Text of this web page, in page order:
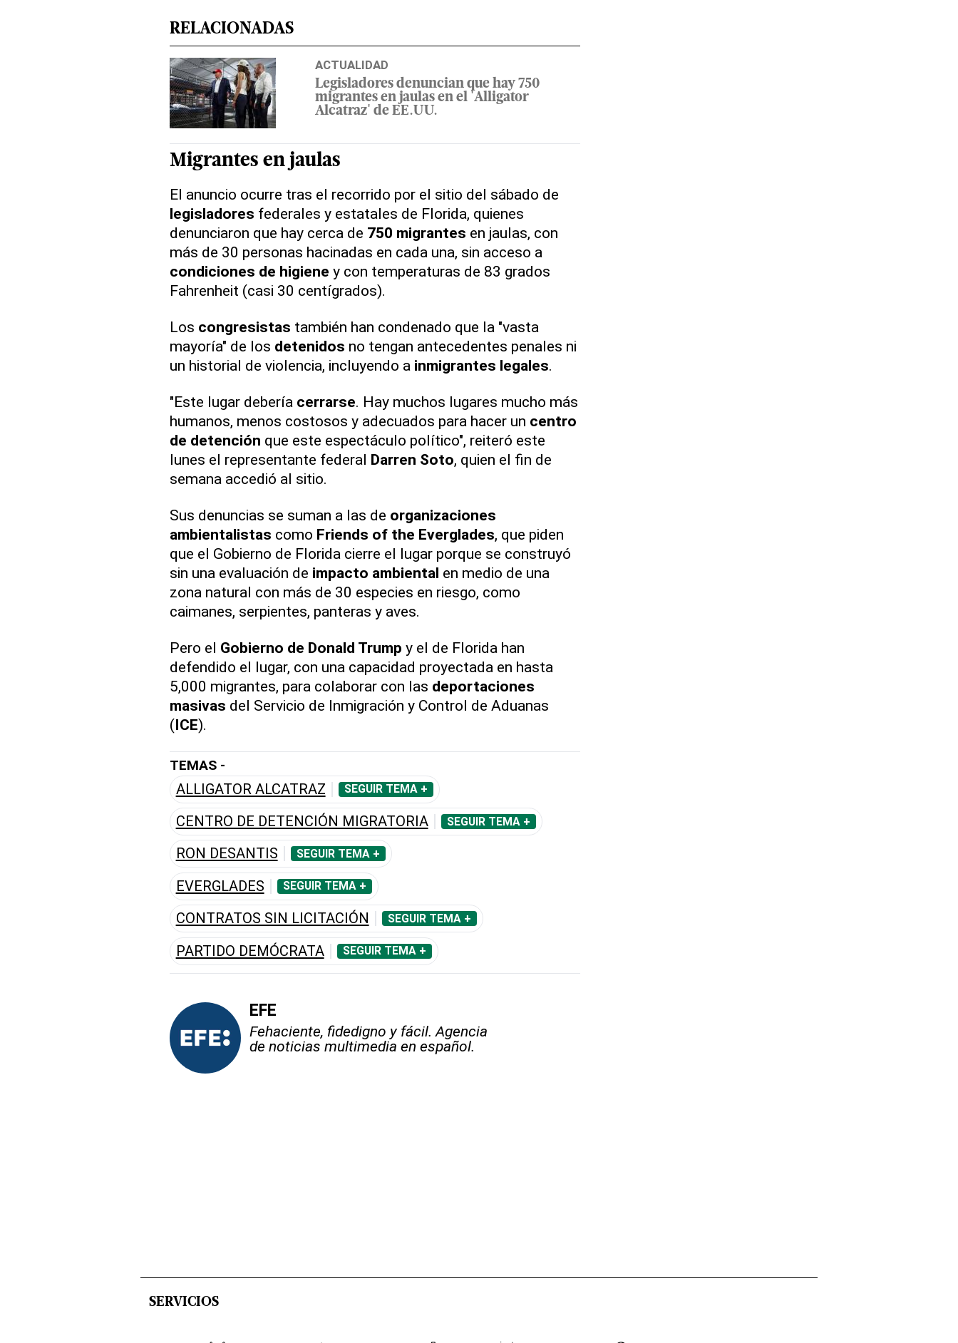
RELACIONADAS
ACTUALIDAD
Legisladores denuncian que hay 750
migrantes en jaulas en el 'Alligator
Alcatraz' de EE.UU.
Migrantes en jaulas
El anuncio ocurre tras el recorrido por el sitio del sábado de
legisladores federales y estatales de Florida, quienes
denunciaron que hay cerca de 750 migrantes en jaulas, con
más de 30 personas hacinadas en cada una, sin acceso a
condiciones de higiene y con temperaturas de 83 grados
Fahrenheit (casi 30 centígrados).
Los congresistas también han condenado que la "vasta
mayoría" de los detenidos no tengan antecedentes penales ni
un historial de violencia, incluyendo a inmigrantes legales.
"Este lugar debería cerrarse. Hay muchos lugares mucho más
humanos, menos costosos y adecuados para hacer un centro
de detención que este espectáculo político", reiteró este
lunes el representante federal Darren Soto, quien el fin de
semana accedió al sitio.
Sus denuncias se suman a las de organizaciones
ambientalistas como Friends of the Everglades, que piden
que el Gobierno de Florida cierre el lugar porque se construyó
sin una evaluación de impacto ambiental en medio de una
zona natural con más de 30 especies en riesgo, como
caimanes, serpientes, panteras y aves.
Pero el Gobierno de Donald Trump y el de Florida han
defendido el lugar, con una capacidad proyectada en hasta
5,000 migrantes, para colaborar con las deportaciones
masivas del Servicio de Inmigración y Control de Aduanas
(ICE).
TEMAS -
ALLIGATOR ALCATRAZ SEGUIR TEMA +
CENTRO DE DETENCIÓN MIGRATORIA SEGUIR TEMA +
RON DESANTIS SEGUIR TEMA +
EVERGLADES SEGUIR TEMA +
CONTRATOS SIN LICITACIÓN SEGUIR TEMA +
PARTIDO DEMÓCRATA SEGUIR TEMA +
EFE
Fehaciente, fidedigno y fácil. Agencia
de noticias multimedia en español.
SERVICIOS